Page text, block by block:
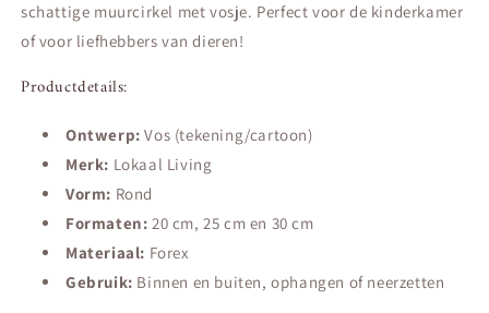
schattige muurcirkel met vosje. Perfect voor de kinderkamer
of voor liefhebbers van dieren!
Productdetails:
Ontwerp: Vos (tekening/cartoon)
Merk: Lokaal Living
Vorm: Rond
Formaten: 20 cm, 25 cm en 30 cm
Materiaal: Forex
Gebruik: Binnen en buiten, ophangen of neerzetten